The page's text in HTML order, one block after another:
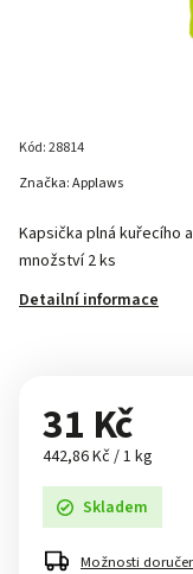
Kód:28814
Kapsička plná kuřecího
množství 2 ks
Detailní informace
Značka:Applaws
31 Kč
442,86 Kč / 1 kg
Skladem
Možnosti